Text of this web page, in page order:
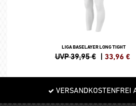
LIGA BASELAYER LONG TIGHT
UVP 39,95 € | 33,96 €
VERSANDKOSTENFREI